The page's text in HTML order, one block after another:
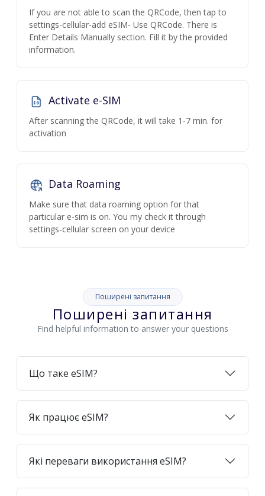
If you are not able to scan the QRCode, then tap to
settings-cellular-add eSIM- Use QRCode. There is
Enter Details Manually section. Fill it by the provided
information.
Activate e-SIM
After scanning the QRCode, it will take 1-7 min. for
activation
Data Roaming
Make sure that data roaming option for that
particular e-sim is on. You my check it through
settings-cellular screen on your device
Поширені запитання
Поширені запитання
Find helpful information to answer your questions
Що таке eSIM?
Як працює eSIM?
Які переваги використання eSIM?